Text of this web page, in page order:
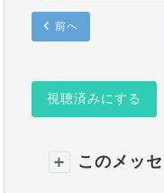
前へ
視聴済みにする
このメッ